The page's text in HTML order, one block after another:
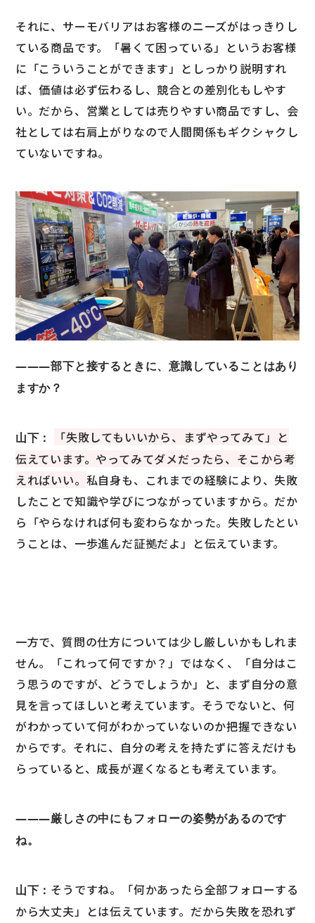
それに、サーモバリアはお客様のニーズがはっきりし
ている商品です。「暑くて困っている」というお客様
に「こういうことができます」としっかり説明すれ
ば、価値は必ず伝わるし、競合との差別化もしやす
い。だから、営業としては売りやすい商品ですし、会
社としては右肩上がりなので人間関係もギクシャクし
ていないですね。
―――部下と接するときに、意識していることはあり
ますか？
山下：
「失敗してもいいから、まずやってみて」と
伝えています。やってみてダメだったら、そこから考
えればいい。 私自身も、これまでの経験により、失敗
したことで知識や学びにつながっていますから。だか
ら「やらなければ何も変わらなかった。失敗したとい
うことは、一歩進んだ証拠だよ」と伝えています。
一方で、質問の仕方については少し厳しいかもしれま
せん。「これって何ですか？」ではなく、「自分はこ
う思うのですが、どうでしょうか」と、まず自分の意
見を言ってほしいと考えています。そうでないと、何
がわかっていて何がわかっていないのか把握できない
からです。それに、自分の考えを持たずに答えだけも
らっていると、成長が遅くなるとも考えています。
―――厳しさの中にもフォローの姿勢があるのです
ね。
山下： そうですね。「何かあったら全部フォローする
から大丈夫」とは伝えています。だから失敗を恐れず